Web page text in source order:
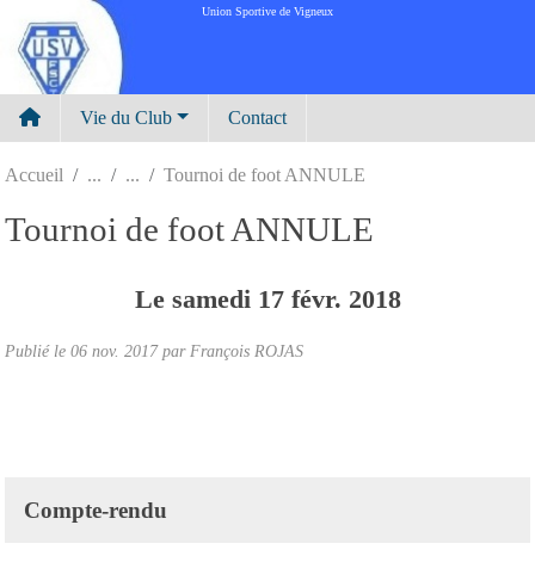
Union Sportive de Vigneux
Vie du Club Contact
Accueil Tournoi de foot ANNULE
Tournoi de foot ANNULE
Le samedi 17 févr. 2018
Publié le 06 nov. 2017par François ROJAS
Compte-rendu
Panneau de gestion des cookies